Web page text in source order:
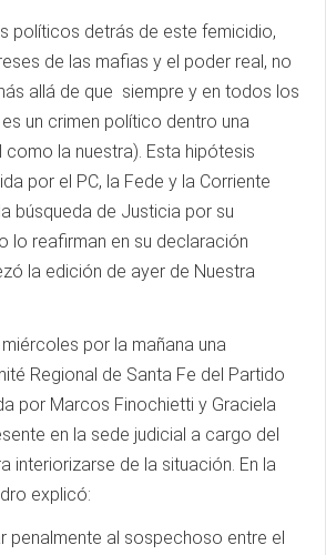
políticos detrás de este femicidio,
de las mafias y el poder real, no
allá de que siempre y en todos los
un crimen político dentro una
la nuestra). Esta hipótesis
por el PC, la Fede y la Corriente
búsqueda de Justicia por su
lo reafirman en su declaración
la edición de ayer de Nuestra
por la mañana una
Regional de Santa Fe del Partido
por Marcos Finochietti y Graciela
en la sede judicial a cargo del
interiorizarse de la situación. En la
explicó:
penalmente al sospechoso entre el